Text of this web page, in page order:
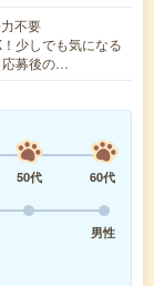
不要
少しでも気になる
応募後の…
50代
60代
男性